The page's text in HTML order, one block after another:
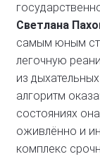
Светлана
самым юным
легочную
из
алгоритм
состояниях
оживлённо и
комплекс